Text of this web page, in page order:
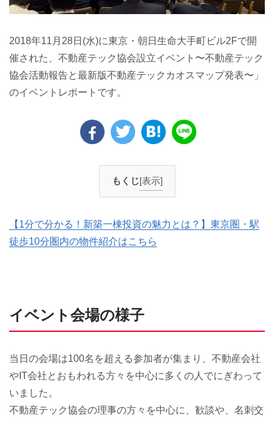
2018年11月28日(水)に東京・朝日生命大手町ビル2Fで開
催された、不動産テック協会設立イベント〜不動産テック
協会活動報告と最新版不動産テックカオスマップ発表〜」
のイベントレポートです。
もくじ[表示]
【1分で分かる！新築一棟投資の魅力とは？】東京圏・駅
徒歩10分圏内の物件紹介はこちら
イベント会場の様子
当日の会場は100名を超える参加者が集まり、不動産会社
やIT会社とおもわれる方々を中心に多くの人でにぎわって
いました。
不動産テック協会の理事の方々を中心に、歓談や、名刺交